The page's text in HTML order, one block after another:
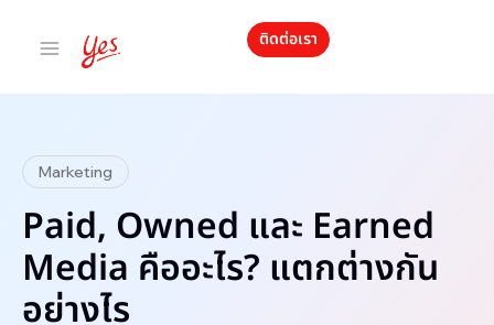
ติดต่อเรา
Marketing
Paid, Owned และ Earned
Media คืออะไร? แตกต่างกัน
อย่างไร